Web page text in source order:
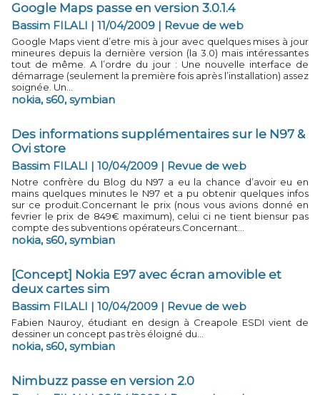
Google Maps passe en version 3.0.1.4
Bassim FILALI | 11/04/2009 | Revue de web
Google Maps vient d’etre mis à jour avec quelques mises à jour
mineures depuis la dernière version (la 3.0) mais intéressantes
tout de même. A l’ordre du jour : Une nouvelle interface de
démarrage (seulement la première fois après l’installation) assez
soignée. Un...
nokia,s60,symbian
Des informations supplémentaires sur le N97 &
Ovi store
Bassim FILALI | 10/04/2009 | Revue de web
Notre confrère du Blog du N97 a eu la chance d’avoir eu en
mains quelques minutes le N97 et a pu obtenir quelques infos
sur ce produit.Concernant le prix (nous vous avions donné en
fevrier le prix de 849€ maximum), celui ci ne tient biensur pas
compte des subventions opérateurs.Concernant...
nokia,s60,symbian
[Concept] Nokia E97 avec écran amovible et
deux cartes sim
Bassim FILALI | 10/04/2009 | Revue de web
Fabien Nauroy, étudiant en design à Creapole ESDI vient de
dessiner un concept pas très éloigné du...
nokia,s60,symbian
Nimbuzz passe en version 2.0